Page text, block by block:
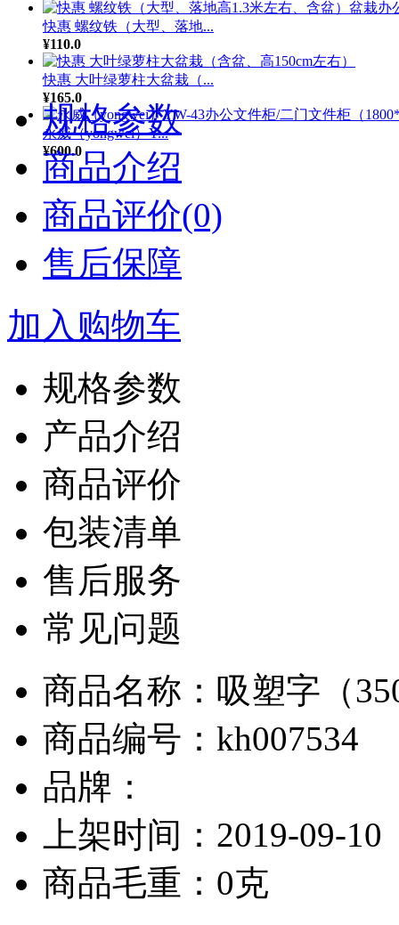
快惠 螺纹铁（大型、落地...
¥110.0
快惠 大叶绿萝柱大盆栽（...
¥165.0
永威（yongwei）Y...
¥600.0
规格参数
商品介绍
商品评价(0)
售后保障
加入购物车
规格参数
产品介绍
商品评价
包装清单
售后服务
常见问题
商品名称：吸塑字（
商品编号：kh007534
品牌：
上架时间：2019-09-10
商品毛重：0克